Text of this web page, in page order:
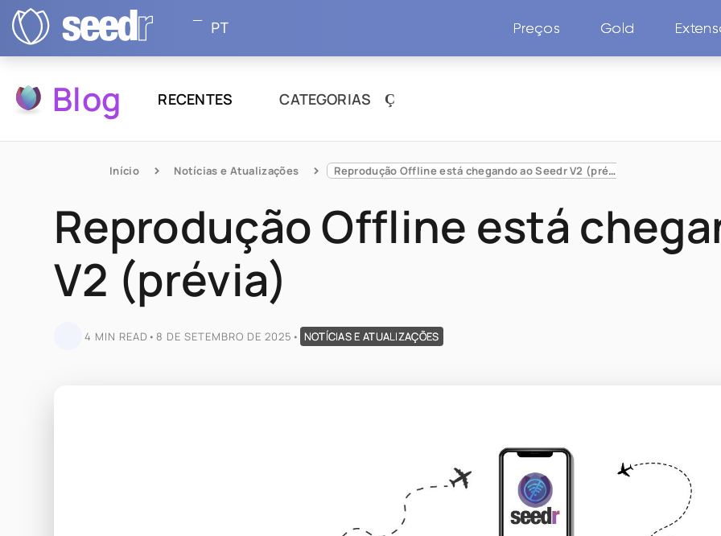
PT Preços Gold
Blog RECENTES CATEGORIAS
Início Notícias e Atualizações Reprodução Offline está chegando ao Seedr V2 (prévia)
Reprodução Offline está
V2 (prévia)
4 MIN READ • 8 DE SETEMBRO DE 2025 • NOTÍCIAS E ATUALIZAÇÕES